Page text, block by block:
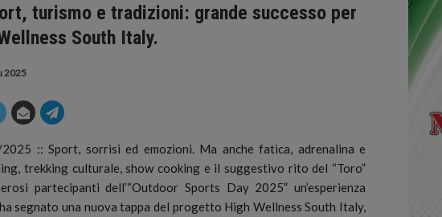
turismo e tradizioni: grande successo per
South Italy.
2025
:: Sport, sorrisi ed emozioni. Ma anche fatica, adrenalina e
trekking culturale, show cooking e il suggestivo rito del “Toro”
partecipanti dell’“Outdoor Sports Day 2025” un’esperienza
ha segnato una nuova tappa del progetto High Wellness South Italy,